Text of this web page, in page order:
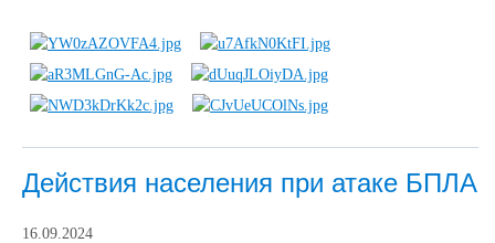
Действия населения при атаке БПЛА
16.09.2024